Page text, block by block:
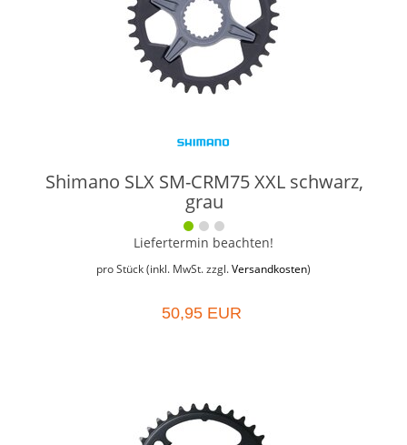
Shimano SLX SM-CRM75 XXL schwarz,
grau
Liefertermin beachten!
pro Stück (inkl. MwSt. zzgl. Versandkosten)
50,95 EUR